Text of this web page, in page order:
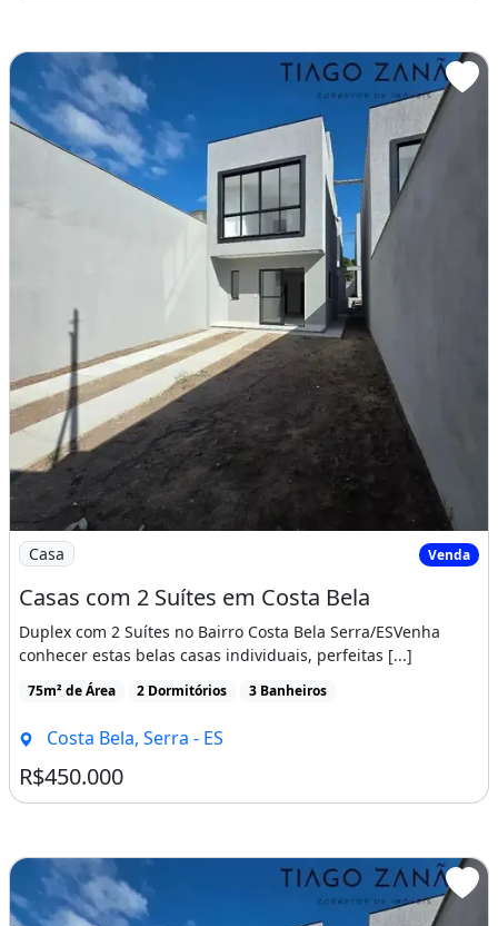
Imagem: Casas com 2 Suítes em Costa Bela
Casa Venda
Casas com 2 Suítes em Costa Bela
Duplex com 2 Suítes no Bairro Costa Bela Serra/ESVenha
conhecer estas belas casas individuais, perfeitas [...]
75m² de Área 2 Dormitórios 3 Banheiros
Costa Bela, Serra - ES
R$450.000